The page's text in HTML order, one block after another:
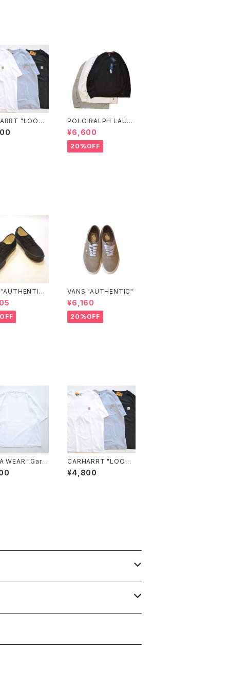
"LOOSE
SLEEVE PO
POLO RALPH LAUR
EN "WAFFLE L/S TE
E"
¥6,600
20%OFF
BLACK)
VANS "AUTHENTIC"
¥6,160
20%OFF
WEAR "Garm
Drop Shoul
OZ"
CARHARRT "LOOSE
FIT HEAVYWEIGHT
SHORT-SLEEVE PO
¥4,800